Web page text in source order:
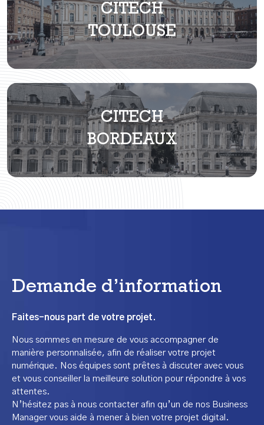
CITECH
TOULOUSE
CITECH
BORDEAUX
Demande d’information
Faites-nous part de votre projet.
Nous sommes en mesure de vous accompagner de
manière personnalisée, afin de réaliser votre projet
numérique. Nos équipes sont prêtes à discuter avec vous
et vous conseiller la meilleure solution pour répondre à vos
attentes.
N’hésitez pas à nous contacter afin qu’un de nos Business
Manager vous aide à mener à bien votre projet digital.